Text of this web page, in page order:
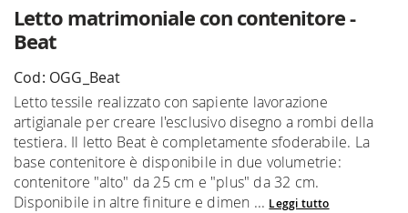
Letto matrimoniale con contenitore -
Beat
Cod: OGG_Beat
Letto tessile realizzato con sapiente lavorazione
artigianale per creare l'esclusivo disegno a rombi della
testiera. Il letto Beat è completamente sfoderabile. La
base contenitore è disponibile in due volumetrie:
contenitore "alto" da 25 cm e "plus" da 32 cm.
Disponibile in altre finiture e dimen ... Leggi tutto
della
galleria
immagini